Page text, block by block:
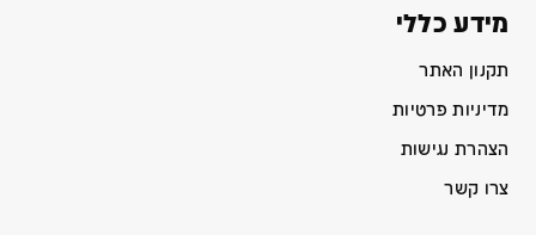
מידע כללי
תקנון האתר
מדיניות פרטיות
הצהרת נגישות
צרו קשר